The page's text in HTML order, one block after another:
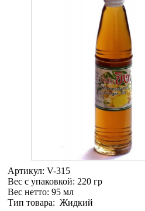
Артикул: V-315
Вес с упаковкой: 220 гр
Вес нетто: 95 мл
Тип товара: Жидкий